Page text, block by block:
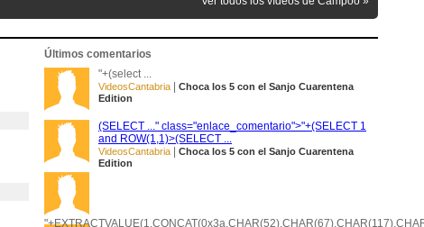
Últimos comentarios
"+(select ...
VideosCantabria
Choca los 5 con el Sanjo Cuarentena
Edition
(SELECT ..." class="enlace_comentario">"+(SELECT 1
and ROW(1,1)>(SELECT ...
VideosCantabria
Choca los 5 con el Sanjo Cuarentena
Edition